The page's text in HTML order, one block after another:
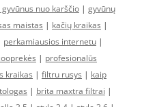
nuo karščio | gyvūnų
maistas | kačių kraikas |
perkamiausios internetu |
| profesionalūs
kraikas | filtru rusys | kaip
| brita maxtra filtrai |